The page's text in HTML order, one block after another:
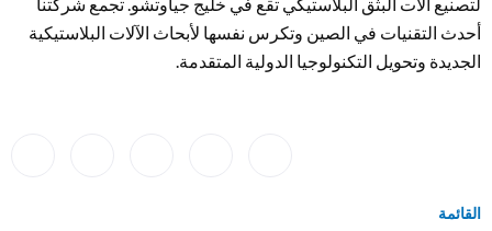
لتصنيع آلات البثق البلاستيكي تقع في خليج جياوتشو. تجمع شركتنا
أحدث التقنيات في الصين وتكرس نفسها لأبحاث الآلات البلاستيكية
الجديدة وتحويل التكنولوجيا الدولية المتقدمة.
القائمة